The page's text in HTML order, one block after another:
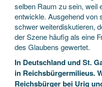
selben Raum zu sein, weil
entwickle. Ausgehend von
schwer weiterdiskutieren,
der Szene häufig als eine
des Glaubens gewertet.
In Deutschland und St.
in Reichsbürgermilieus.
Reichsbürger bei Urig